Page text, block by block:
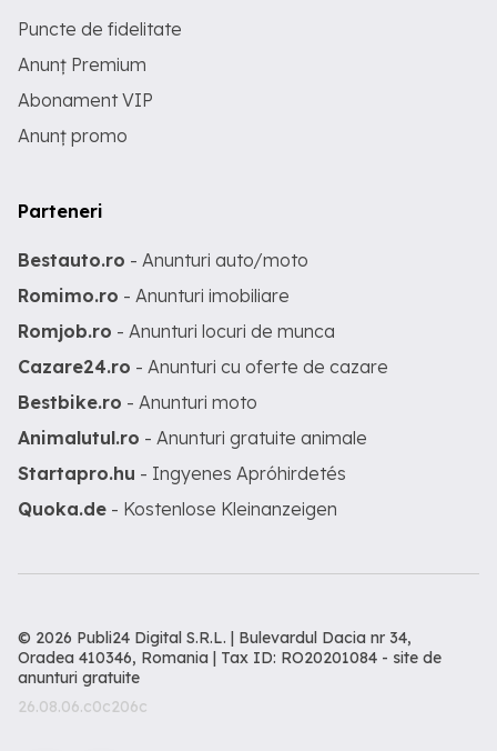
Puncte de fidelitate
Anunț Premium
Abonament VIP
Anunț promo
Parteneri
Bestauto.ro - Anunturi auto/moto
Romimo.ro - Anunturi imobiliare
Romjob.ro - Anunturi locuri de munca
Cazare24.ro - Anunturi cu oferte de cazare
Bestbike.ro - Anunturi moto
Animalutul.ro - Anunturi gratuite animale
Startapro.hu - Ingyenes Apróhirdetés
Quoka.de - Kostenlose Kleinanzeigen
© 2026 Publi24 Digital S.R.L. | Bulevardul Dacia nr 34,
Oradea 410346, Romania | Tax ID: RO20201084 - site de
anunturi gratuite
26.08.06.c0c206c